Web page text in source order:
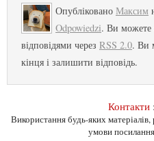
Опубліковано Максим
Odpowiedzi. Ви можете
відповідями через RSS 2.0. Ви
кінця і залишити відповідь.
Контакти
Використання будь-яких матеріалів, розміщених на сайті, дозволяється за
умови